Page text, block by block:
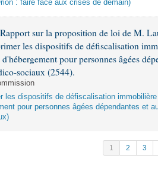
: faire face aux crises de demain)
sur la proposition de loi de M.
les dispositifs de défiscalisation
pour personnes âgées
sociaux (2544).
les dispositifs de défiscalisation
pour personnes âgées dépendantes et
1 2 3